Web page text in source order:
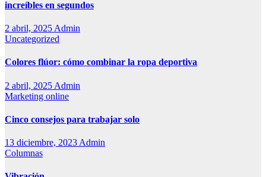
increíbles en segundos
2 abril, 2025 Admin
Uncategorized
Colores flúor: cómo combinar la ropa deportiva
2 abril, 2025 Admin
Marketing online
Cinco consejos para trabajar solo
13 diciembre, 2023 Admin
Columnas